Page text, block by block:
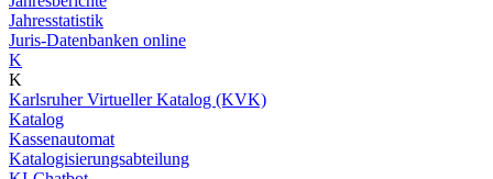
Jahresstatistik
Juris-Datenbanken online
K
K
Karlsruher Virtueller Katalog (KVK)
Katalog
Kassenautomat
Katalogisierungsabteilung